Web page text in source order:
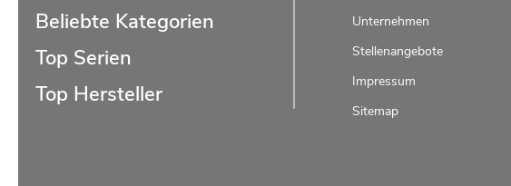
Beliebte Kategorien
Top Serien
Top Hersteller
Unternehmen
Stellenangebote
Impressum
Sitemap